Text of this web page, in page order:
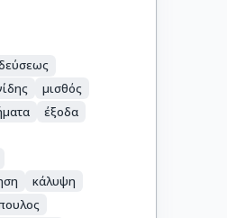
μισθός
έξοδα
κάλυψη